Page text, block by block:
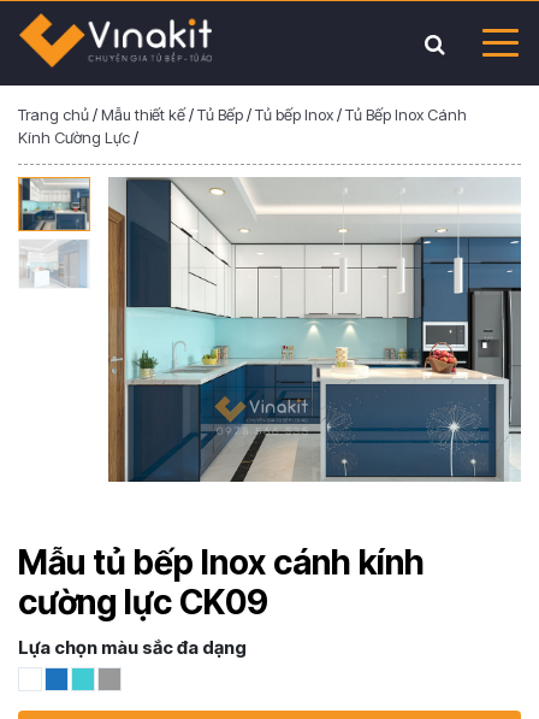
Trang chủ/Mẫu thiết kế/Tủ Bếp/Tủ bếp Inox/Tủ Bếp Inox Cánh
Kính Cường Lực/
Mẫu tủ bếp Inox cánh kính
cường lực CK09
Lựa chọn màu sắc đa dạng